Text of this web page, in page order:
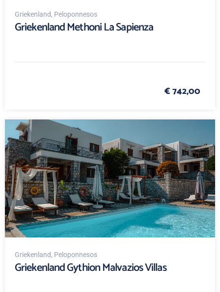
Griekenland, Peloponnesos
Griekenland Methoni La Sapienza
€ 742,00
Griekenland, Peloponnesos
Griekenland Gythion Malvazios Villas